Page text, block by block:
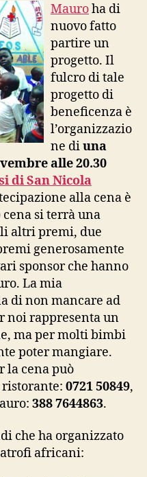
Mauroha di
nuovo fatto
partire un
progetto. Il
fulcro di tale
progetto di
beneficenza è
l’organizzazio
ne diuna
alle 20.30
di San Nicola
alla cena è
cena si terrà una
altri premi, due
generosamente
sponsor che hanno
La mia
di non mancare ad
noi rappresenta un
ma per molti bimbi
poter mangiare.
la cena può
0721 50849,
388 7644863.
che ha organizzato
africani: